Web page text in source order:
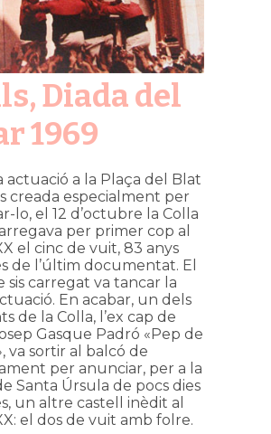
Diada del
1969
actuació a la Plaça del Blat
creada especialment per
lo, el 12 d’octubre la Colla
per primer cop al
el cinc de vuit, 83 anys
de l’últim documentat. El
sis carregat va tancar la
En acabar, un dels
de la Colla, l’ex cap de
Gasque Padró «Pep de
va sortir al balcó de
per anunciar, per a la
Santa Úrsula de pocs dies
un altre castell inèdit al
el dos de vuit amb folre.